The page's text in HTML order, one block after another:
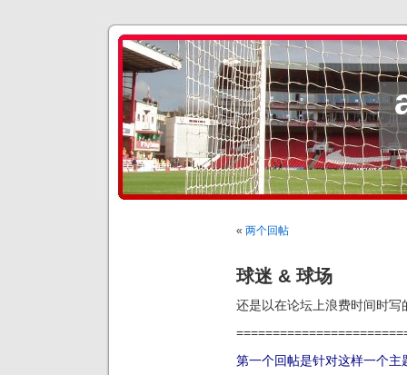
« 两个回帖
球迷 & 球场
还是以在论坛上浪费时间时写
第一个回帖是针对这样一个主